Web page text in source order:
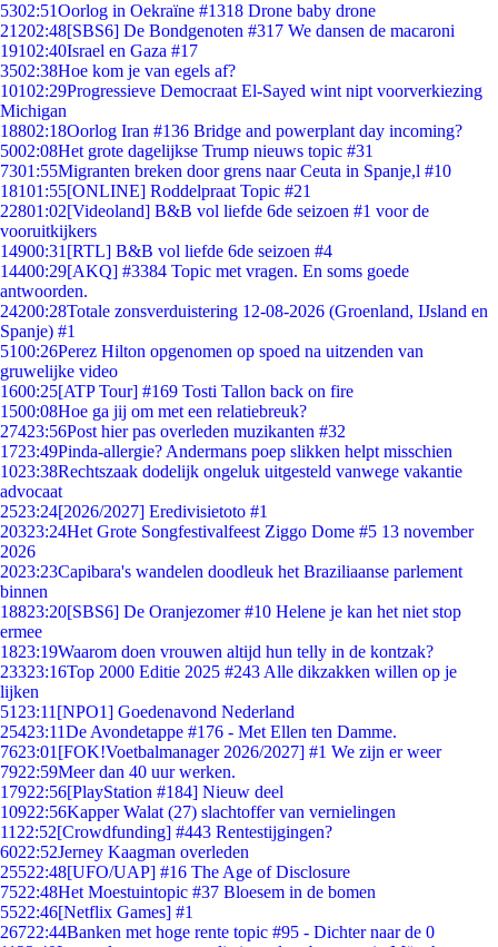
5302:51Oorlog in Oekraïne #1318 Drone baby drone
21202:48[SBS6] De Bondgenoten #317 We dansen de macaroni
19102:40Israel en Gaza #17
3502:38Hoe kom je van egels af?
10102:29Progressieve Democraat El-Sayed wint nipt voorverkiezing
Michigan
18802:18Oorlog Iran #136 Bridge and powerplant day incoming?
5002:08Het grote dagelijkse Trump nieuws topic #31
7301:55Migranten breken door grens naar Ceuta in Spanje,l #10
18101:55[ONLINE] Roddelpraat Topic #21
22801:02[Videoland] B&B vol liefde 6de seizoen #1 voor de
vooruitkijkers
14900:31 [RTL] B&B vol liefde 6de seizoen #4
14400:29[AKQ] #3384 Topic met vragen. En soms goede
antwoorden.
24200:28Totale zonsverduistering 12-08-2026 (Groenland, IJsland en
Spanje) #1
5100:26Perez Hilton opgenomen op spoed na uitzenden van
gruwelijke video
1600:25[ATP Tour] #169 Tosti Tallon back on fire
1500:08Hoe ga jij om met een relatiebreuk?
27423:56Post hier pas overleden muzikanten #32
1723:49Pinda-allergie? Andermans poep slikken helpt misschien
1023:38Rechtszaak dodelijk ongeluk uitgesteld vanwege vakantie
advocaat
2523:24[2026/2027] Eredivisietoto #1
20323:24Het Grote Songfestivalfeest Ziggo Dome #5 13 november
2026
2023:23Capibara's wandelen doodleuk het Braziliaanse parlement
binnen
18823:20[SBS6] De Oranjezomer #10 Helene je kan het niet stop
ermee
1823:19Waarom doen vrouwen altijd hun telly in de kontzak?
23323:16Top 2000 Editie 2025 #243 Alle dikzakken willen op je
lijken
51 23:11 [NPO1] Goedenavond Nederland
25423:11De Avondetappe #176 - Met Ellen ten Damme.
7623:01 [FOK!Voetbalmanager 2026/2027] #1 We zijn er weer
7922:59Meer dan 40 uur werken.
17922:56[PlayStation #184] Nieuw deel
10922:56Kapper Walat (27) slachtoffer van vernielingen
11 22:52[Crowdfunding] #443 Rentestijgingen?
6022:52Jerney Kaagman overleden
25522:48[UFO/UAP] #16 The Age of Disclosure
7522:48Het Moestuintopic #37 Bloesem in de bomen
5522:46[Netflix Games] #1
26722:44Banken met hoge rente topic #95 - Dichter naar de 0